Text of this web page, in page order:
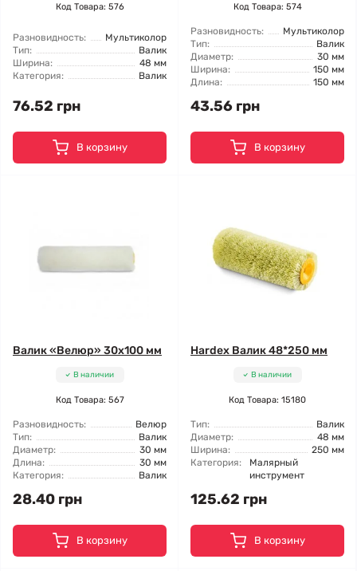
Код Товара: 576
Разновидность:
Мультиколор
Тип:
Валик
Ширина:
48 мм
Категория:
Валик
76.52 грн
В корзину
Код Товара: 574
Разновидность:
Мультиколор
Тип:
Валик
Диаметр:
30 мм
Ширина:
150 мм
Длина:
150 мм
43.56 грн
В корзину
Валик «Велюр» 30x100 мм
В наличии
Код Товара: 567
Разновидность:
Велюр
Тип:
Валик
Диаметр:
30 мм
Длина:
30 мм
Категория:
Валик
28.40 грн
В корзину
Hardex Валик 48*250 мм
В наличии
Код Товара: 15180
Тип:
Валик
Диаметр:
48 мм
Ширина:
250 мм
Категория:
Малярный
инструмент
125.62 грн
В корзину